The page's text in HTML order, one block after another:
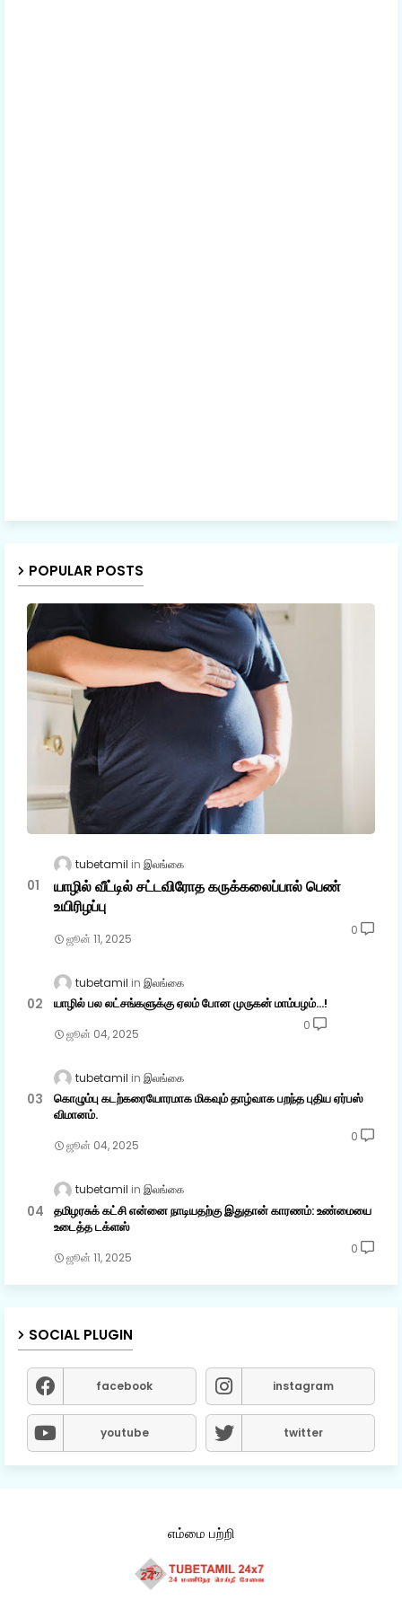
POPULAR POSTS
tubetamil இலங்கை
யாழில் வீட்டில் சட்டவிரோத கருக்கலைப்பால் பெண்
உயிரிழப்பு
ஜூன் 11, 2025
0
tubetamil இலங்கை
யாழில் பல லட்சங்களுக்கு ஏலம் போன முருகன் மாம்பழம்...!
ஜூன் 04, 2025
0
tubetamil இலங்கை
கொழும்பு கடற்கரையோரமாக மிகவும் தாழ்வாக பறந்த புதிய ஏர்பஸ்
விமானம்.
ஜூன் 04, 2025
0
tubetamil இலங்கை
தமிழரசுக் கட்சி என்னை நாடியதற்கு இதுதான் காரணம்: உண்மையை
உடைத்த டக்ளஸ்
ஜூன் 11, 2025
0
SOCIAL PLUGIN
facebook instagram
youtube twitter
எம்மை பற்றி